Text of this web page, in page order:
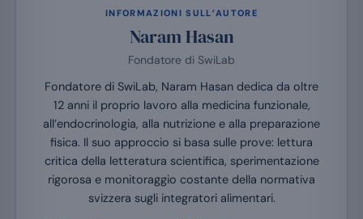
INFORMAZIONI SULL’AUTORE
Naram Hasan
Fondatore di SwiLab
Fondatore di SwiLab, Naram Hasan dedica da oltre
12 anni il proprio lavoro alla medicina funzionale,
all’endocrinologia, alla nutrizione e alla preparazione
fisica. Il suo approccio si basa sulle prove: lettura
critica della letteratura scientifica, sperimentazione
rigorosa e monitoraggio costante della normativa
svizzera sugli integratori alimentari.